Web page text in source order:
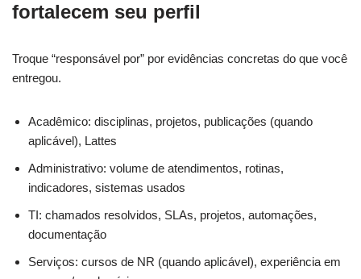
fortalecem seu perfil
Troque “responsável por” por evidências concretas do que você
entregou.
Acadêmico: disciplinas, projetos, publicações (quando
aplicável), Lattes
Administrativo: volume de atendimentos, rotinas,
indicadores, sistemas usados
TI: chamados resolvidos, SLAs, projetos, automações,
documentação
Serviços: cursos de NR (quando aplicável), experiência em